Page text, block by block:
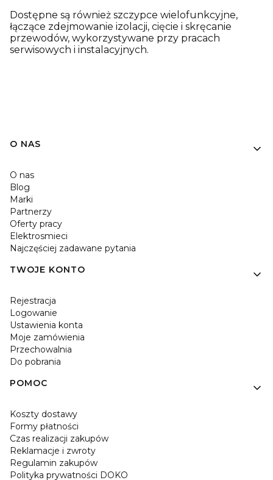
Dostępne są również szczypce wielofunkcyjne,
łączące zdejmowanie izolacji, cięcie i skręcanie
przewodów, wykorzystywane przy pracach
serwisowych i instalacyjnych.
O NAS
O nas
Blog
Marki
Partnerzy
Oferty pracy
Elektrosmieci
Najczęściej zadawane pytania
TWOJE KONTO
Rejestracja
Logowanie
Ustawienia konta
Moje zamówienia
Przechowalnia
Do pobrania
POMOC
Koszty dostawy
Formy płatności
Czas realizacji zakupów
Reklamacje i zwroty
Regulamin zakupów
Polityka prywatności DOKO